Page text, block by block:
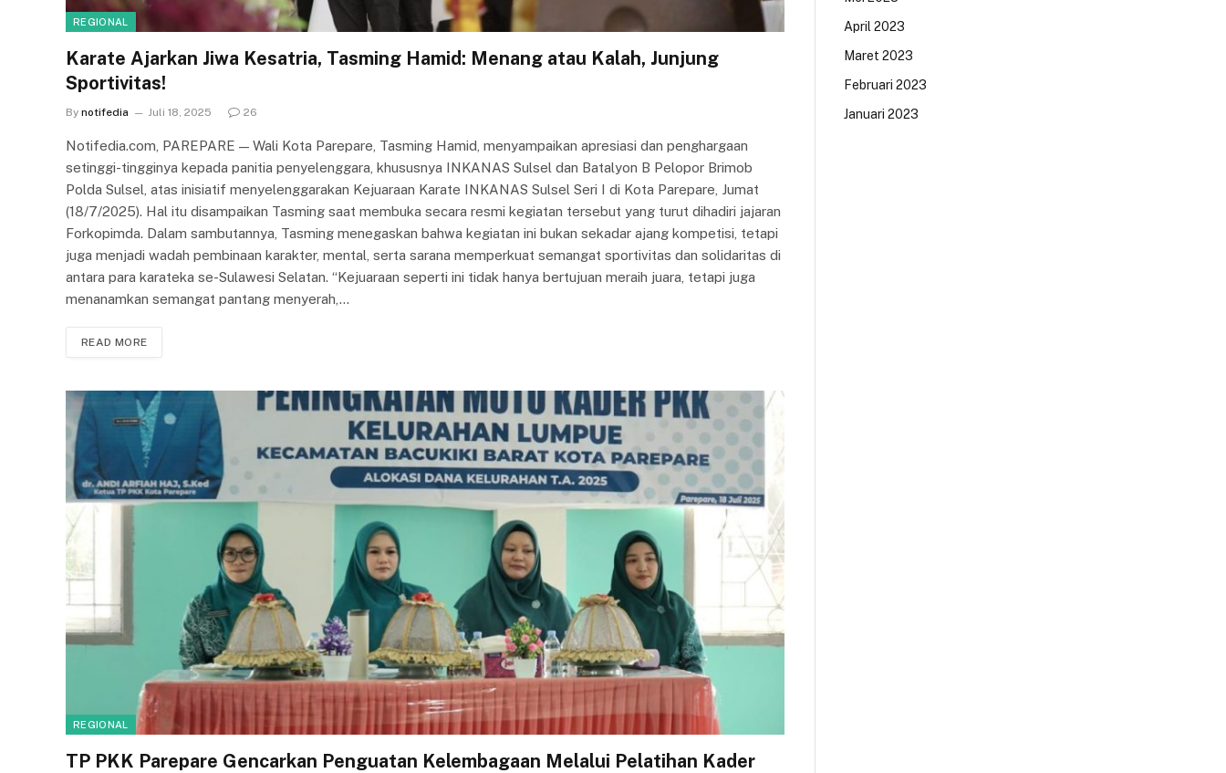
REGIONAL
Karate Ajarkan Jiwa Kesatria, Tasming Hamid: Menang atau Kalah, Junjung
Sportivitas!
By notifedia Juli 18, 2025 26
Notifedia.com, PAREPARE — Wali Kota Parepare, Tasming Hamid, menyampaikan apresiasi dan penghargaan
setinggi-tingginya kepada panitia penyelenggara, khususnya INKANAS Sulsel dan Batalyon B Pelopor Brimob
Polda Sulsel, atas inisiatif menyelenggarakan Kejuaraan Karate INKANAS Sulsel Seri I di Kota Parepare, Jumat
(18/7/2025). Hal itu disampaikan Tasming saat membuka secara resmi kegiatan tersebut yang turut dihadiri jajaran
Forkopimda. Dalam sambutannya, Tasming menegaskan bahwa kegiatan ini bukan sekadar ajang kompetisi, tetapi
juga menjadi wadah pembinaan karakter, mental, serta sarana memperkuat semangat sportivitas dan solidaritas di
antara para karateka se-Sulawesi Selatan. “Kejuaraan seperti ini tidak hanya bertujuan meraih juara, tetapi juga
menanamkan semangat pantang menyerah,…
READ MORE
REGIONAL
TP PKK Parepare Gencarkan Penguatan Kelembagaan Melalui Pelatihan Kader
April 2023
Maret 2023
Februari 2023
Januari 2023